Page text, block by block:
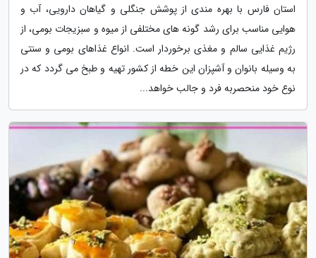
استان فارس با بهره مندی از پوشش جنگلی و گیاهان دارویی، آب و
هوایی مناسب برای رشد گونه های مختلفی از میوه و سبزیجات بومی، از
رژیم غذایی سالم و مغذی برخوردار است. انواع غذاهای بومی و سنتی
به وسیله بانوان و آشپزان این خطه از کشور تهیه و طبخ می گردد که در
نوع خود منحصربه فرد و جالب خواهد...